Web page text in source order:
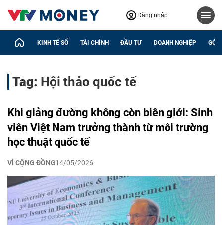
Đăng nhập
KINH TẾ SỐ TÀI CHÍNH ĐẦU TƯ DOANH NGHIỆP GÓC
Tag: Hội thảo quốc tế
Khi giảng đường không còn biên giới: Sinh
viên Việt Nam trưởng thành từ môi trường
học thuật quốc tế
VÌ CỘNG ĐỒNG14/05/2026